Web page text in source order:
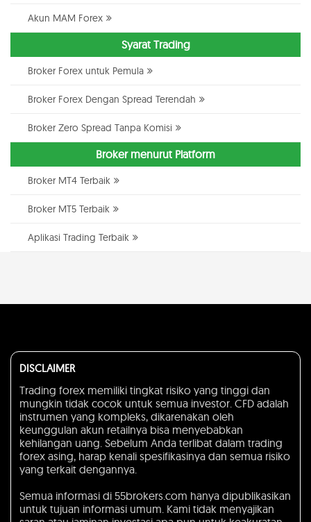
Akun MAM Forex
Syarat Trading
Broker Forex untuk Pemula
Broker Forex Dengan Spread Terendah
Broker Zero Spread Tanpa Komisi
Broker menurut Platform
Broker MT4 Terbaik
Broker MT5 Terbaik
Aplikasi Trading Terbaik
DISCLAIMER
Trading forex memiliki tingkat risiko yang tinggi dan
mungkin tidak cocok untuk semua investor. CFD adalah
instrumen yang kompleks, dikarenakan oleh
keunggulan akun retailnya bisa menyebabkan
kehilangan uang. Sebelum Anda terlibat dalam trading
forex asing, harap kenali spesifikasinya dan semua risiko
yang terkait dengannya.
Semua informasi di 55brokers.com hanya dipublikasikan
untuk tujuan informasi umum. Kami tidak menyajikan